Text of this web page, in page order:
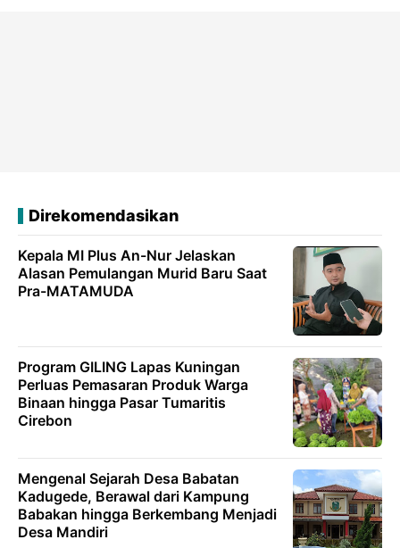
Direkomendasikan
Kepala MI Plus An-Nur Jelaskan
Alasan Pemulangan Murid Baru Saat
Pra-MATAMUDA
Program GILING Lapas Kuningan
Perluas Pemasaran Produk Warga
Binaan hingga Pasar Tumaritis
Cirebon
Mengenal Sejarah Desa Babatan
Kadugede, Berawal dari Kampung
Babakan hingga Berkembang Menjadi
Desa Mandiri